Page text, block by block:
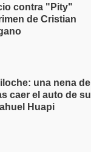
contra "Pity"
de Cristian
una nena de
caer el auto de su
Huapi